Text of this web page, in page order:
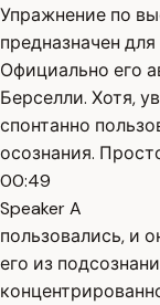
Упражнение по
предназначен
Официально его
Берселли. Хотя,
спонтанно
осознания.
00:49
Speaker A
пользовались, и
его из